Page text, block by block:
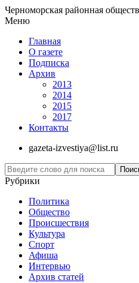
Черноморская районная
Меню
Главная
О газете
Подписка
Архив
2013
2014
2015
2017
Контакты
gazeta-izvestiya@list.ru
Рубрики
Политика
Общество
Проиcшествия
Культура
Спорт
Афиша
Интервью
Архив статей